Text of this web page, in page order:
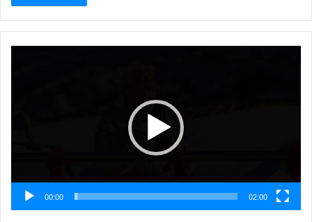
00:00 02:00